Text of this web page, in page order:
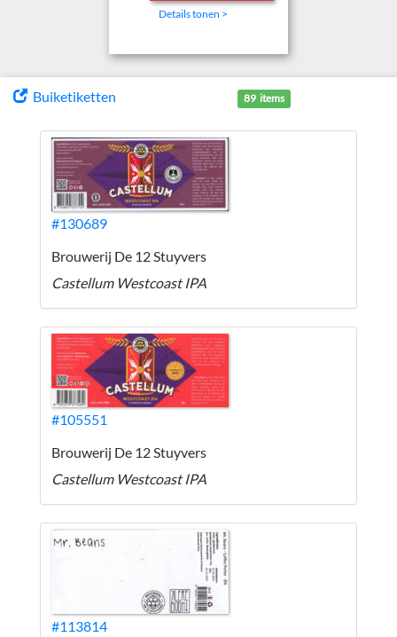
Details tonen >
Buiketiketten 89 items
#130689
Brouwerij De 12 Stuyvers
Castellum Westcoast IPA
#105551
Brouwerij De 12 Stuyvers
Castellum Westcoast IPA
#113814